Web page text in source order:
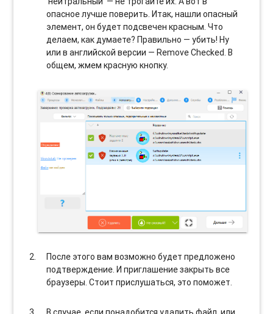
опасное лучше поверить. Итак, нашли опасный
элемент, он будет подсвечен красным. Что
делаем, как думаете? Правильно — убить! Ну
или в английской версии — Remove Checked. В
общем, жмем красную кнопку.
После этого вам возможно будет предложено
подтверждение. И приглашение закрыть все
браузеры. Стоит прислушаться, это поможет.